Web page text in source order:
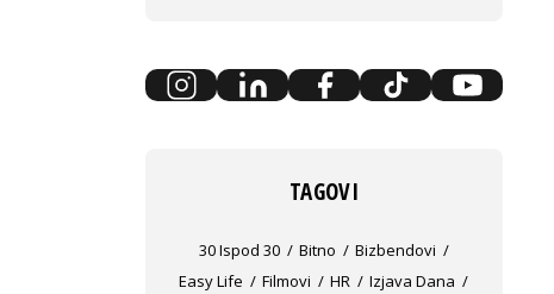
TAGOVI
30 Ispod 30 Bitno
Bizbendovi
Easy Life
Filmovi HR
Izjava Dana